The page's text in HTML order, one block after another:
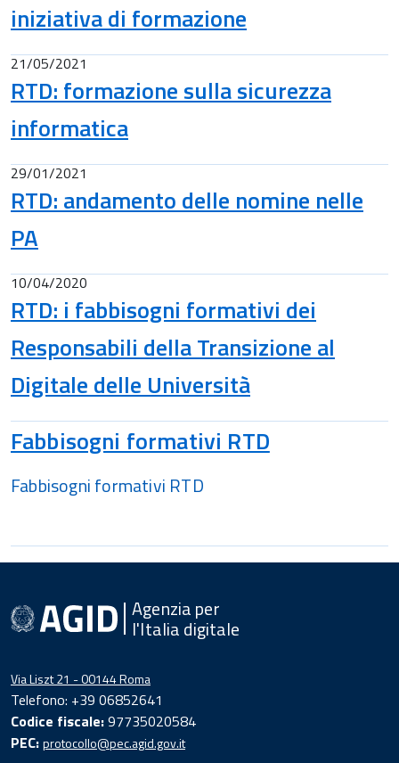
iniziativa di formazione
21/05/2021
RTD: formazione sulla sicurezza
informatica
29/01/2021
RTD: andamento delle nomine nelle
PA
10/04/2020
RTD: i fabbisogni formativi dei
Responsabili della Transizione al
Digitale delle Università
Fabbisogni formativi RTD
Fabbisogni formativi RTD
Agenzia per
l'Italia digitale
Via Liszt 21 - 00144 Roma
Telefono: +39 06852641
Codice fiscale:97735020584
PEC:protocollo@pec.agid.gov.it